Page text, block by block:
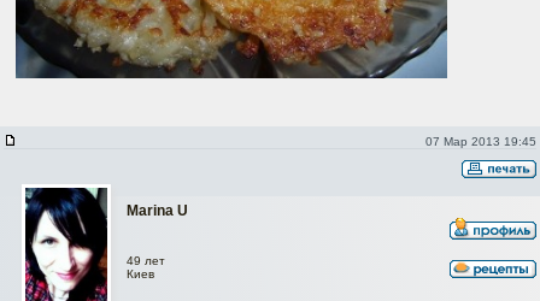
07 Мар 2013 19:45
Marina U
49 лет
Киев